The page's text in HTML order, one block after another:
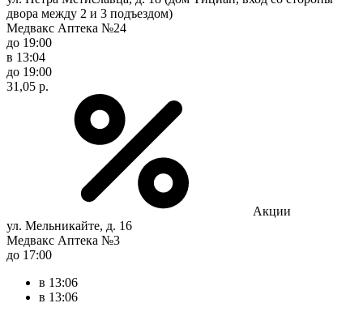
двора между 2 и 3 подъездом)
Медвакс Аптека №24
до 19:00
в 13:04
до 19:00
31,05 р.
Акции
ул. Мельникайте, д. 16
Медвакс Аптека №3
до 17:00
в 13:06
в 13:06